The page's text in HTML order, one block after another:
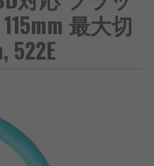
最大切
522E